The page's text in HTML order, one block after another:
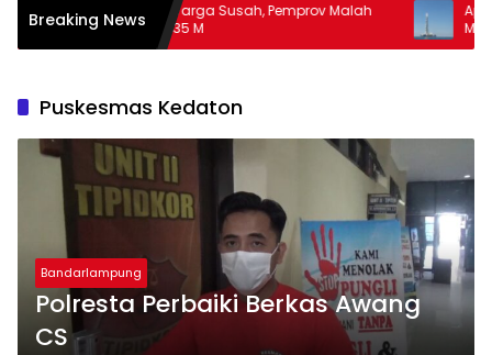
Breaking News
Banyak Warga Susah, Pemprov Malah
Hibah Rp35 M
Apa Guna
Masalah
Puskesmas Kedaton
Bandarlampung
Polresta Perbaiki Berkas Awang
CS